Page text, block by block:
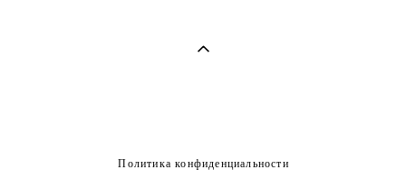
Политика конфиденциальности